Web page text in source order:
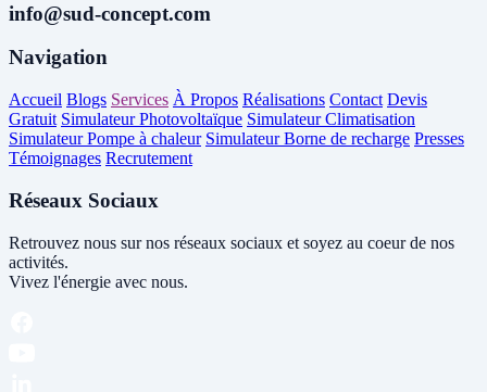
info@sud-concept.com
Navigation
Accueil Blogs Services À Propos Réalisations Contact Devis
Gratuit Simulateur Photovoltaïque Simulateur Climatisation
Simulateur Pompe à chaleur Simulateur Borne de recharge Presses
Témoignages Recrutement
Réseaux Sociaux
Retrouvez nous sur nos réseaux sociaux et soyez au coeur de nos
activités.
Vivez l'énergie avec nous.